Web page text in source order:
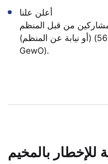
أعلن علنا
من قبل المنظم
(أو نيابة عن المنظم) (القسم 56a (2) (1) و (2)
GewO).
للإخطار بالمخيم